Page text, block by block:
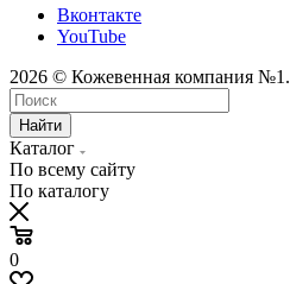
Вконтакте
YouTube
2026 © Кожевенная компания №1.
Найти
Каталог
По всему сайту
По каталогу
0